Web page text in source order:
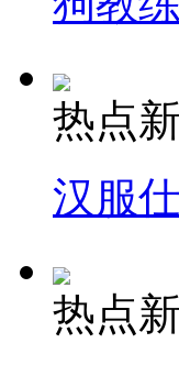
热点
汉服
热点